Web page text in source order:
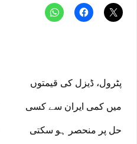
پٹرول، ڈیزل کی قیمتوں
میں کمی ایران سے کسی
حل پر منحصر ہو سکتی